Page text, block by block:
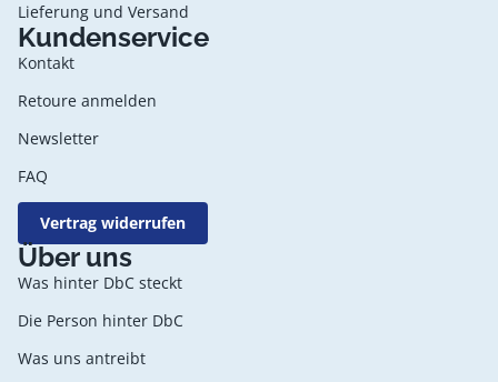
Lieferung und Versand
Kundenservice
Kontakt
Retoure anmelden
Newsletter
FAQ
Vertrag widerrufen
Über uns
Was hinter DbC steckt
Die Person hinter DbC
Was uns antreibt
Datenschutzerklärung
AGB
Kontaktinformationen
Impressum